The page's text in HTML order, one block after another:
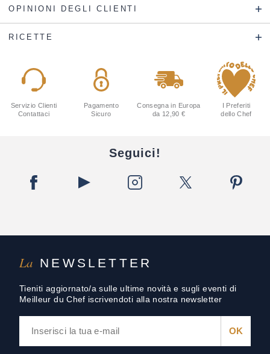
OPINIONI DEGLI CLIENTI
RICETTE
La NEWSLETTER
Tieniti aggiornato/a sulle ultime novità e sugli eventi di
Meilleur du Chef iscrivendoti alla nostra newsletter
Servizio Clienti
Contattaci
Pagamento
Sicuro
Consegna in Europa
da 12,90 €
I Preferiti
dello Chef
Seguici!